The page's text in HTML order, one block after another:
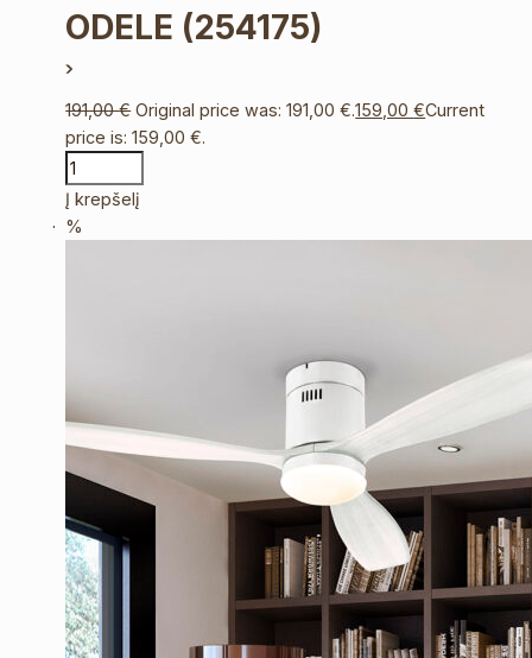
ODELE (254175)
191,00€ Original price was: 191,00 €.159,00€Current
price is: 159,00 €.
Į krepšelį
%